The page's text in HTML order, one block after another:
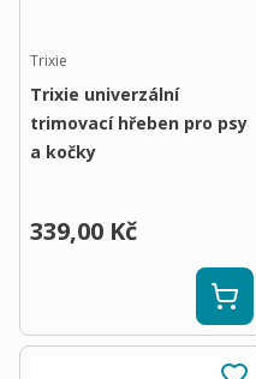
Trixie
Trixie univerzální
trimovací hřeben pro psy
a kočky
339,00 Kč